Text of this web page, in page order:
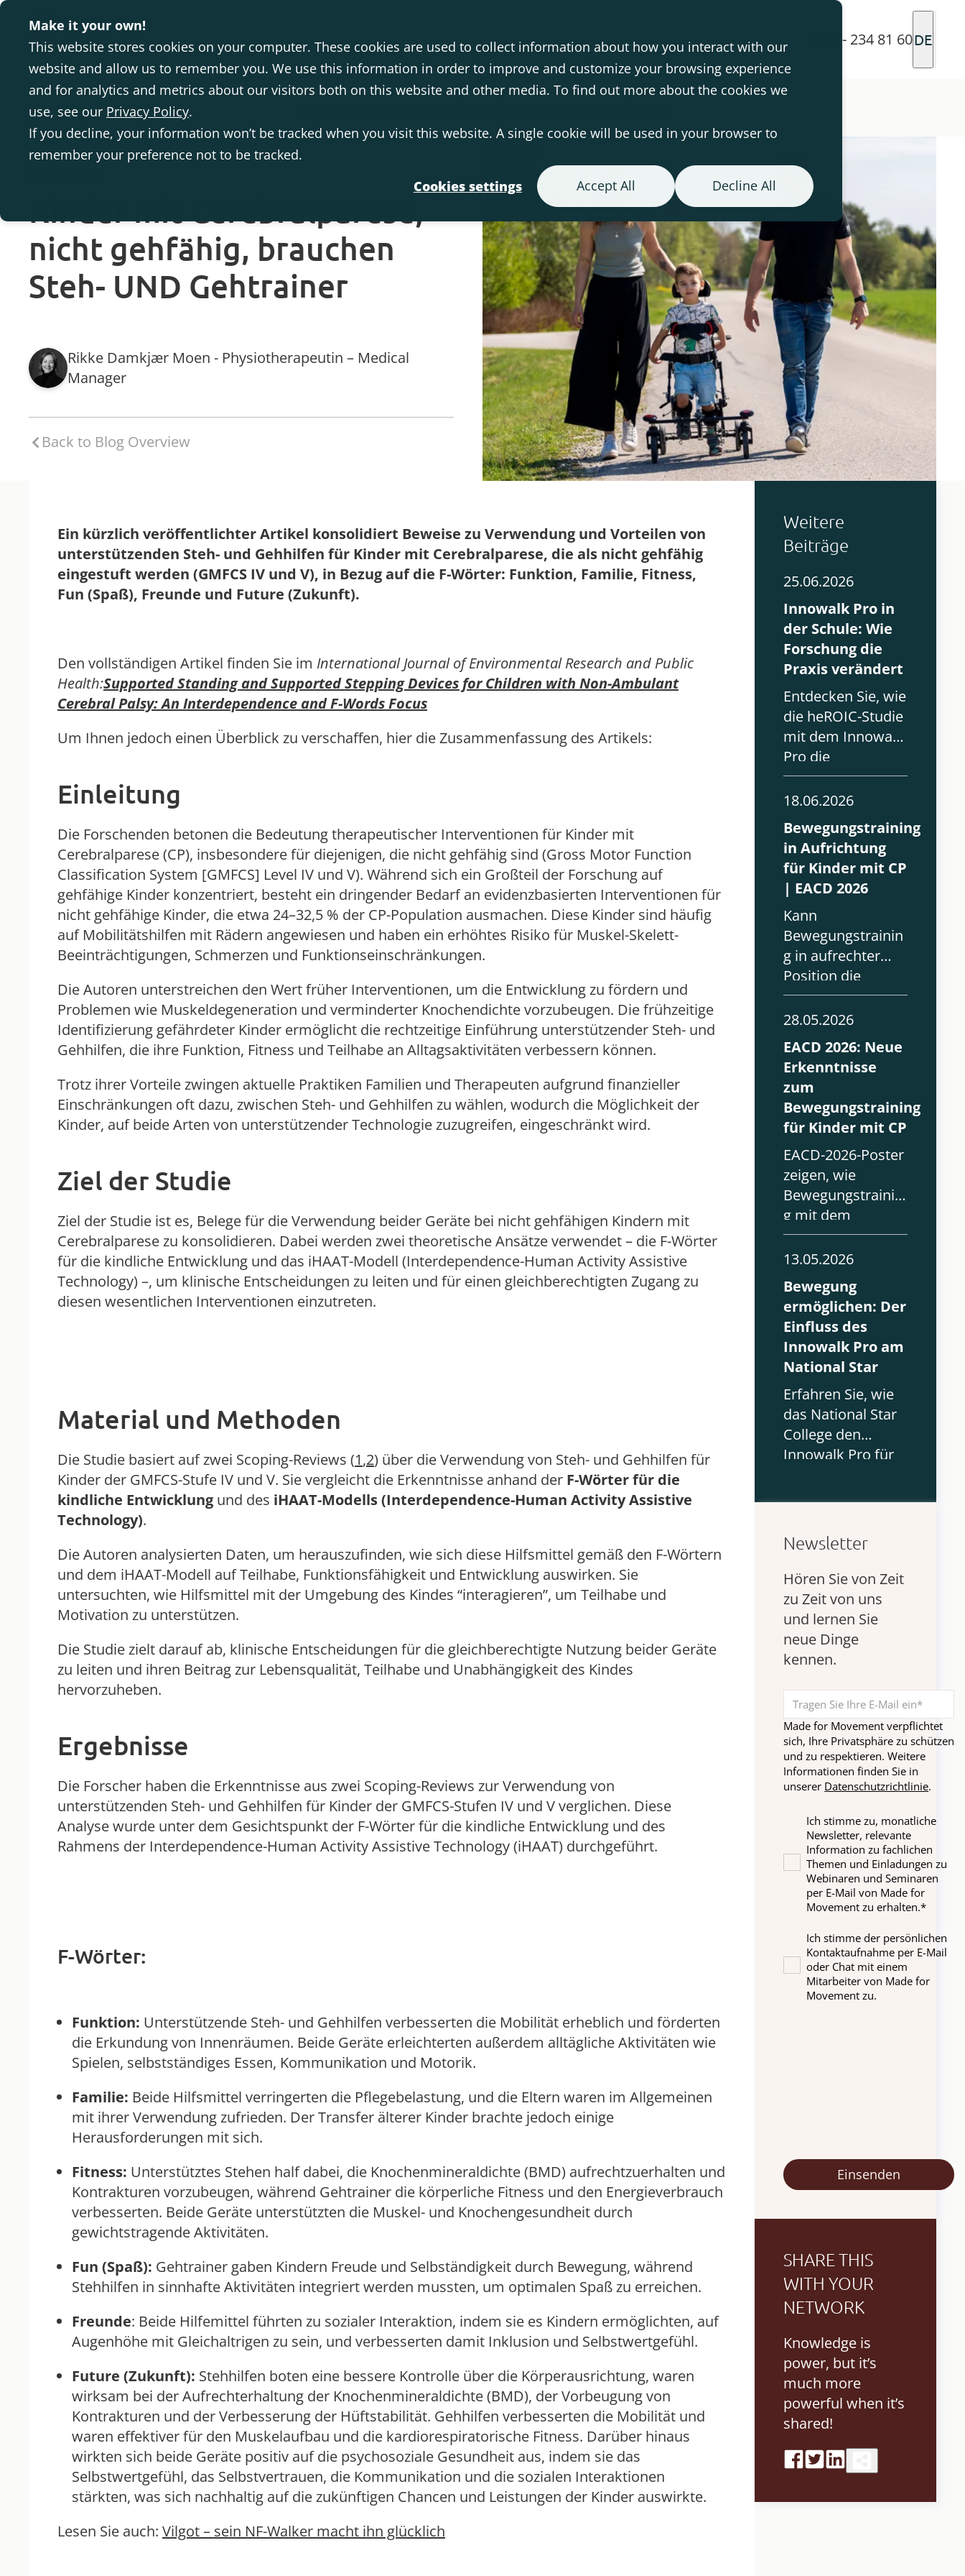
Make it your own!
This website stores cookies on your computer. These cookies are used to collect information about how you interact with our
website and allow us to remember you. We use this information in order to improve and customize your browsing experience
and for analytics and metrics about our visitors both on this website and other media. To find out more about the cookies we
use, see our Privacy Policy.
If you decline, your information won’t be tracked when you visit this website. A single cookie will be used in your browser to
remember your preference not to be tracked.
Cookies settings
Accept All Decline All
0511 - 234 81 60DE
Kinder mit Cerebralparese,
nicht gehfähig, brauchen
Steh- UND Gehtrainer
Rikke Damkjær Moen - Physiotherapeutin – Medical
Manager
Back to Blog Overview
Ein kürzlich veröffentlichter Artikel konsolidiert Beweise zu Verwendung und Vorteilen von
unterstützenden Steh- und Gehhilfen für Kinder mit Cerebralparese, die als nicht gehfähig
eingestuft werden (GMFCS IV und V), in Bezug auf die F-Wörter: Funktion, Familie, Fitness,
Fun (Spaß), Freunde und Future (Zukunft).
Den vollständigen Artikel finden Sie im International Journal of Environmental Research and Public
Health:Supported Standing and Supported Stepping Devices for Children with Non-Ambulant
Cerebral Palsy: An Interdependence and F-Words Focus
Um Ihnen jedoch einen Überblick zu verschaffen, hier die Zusammenfassung des Artikels:
Einleitung
Die Forschenden betonen die Bedeutung therapeutischer Interventionen für Kinder mit
Cerebralparese (CP), insbesondere für diejenigen, die nicht gehfähig sind (Gross Motor Function
Classification System [GMFCS] Level IV und V). Während sich ein Großteil der Forschung auf
gehfähige Kinder konzentriert, besteht ein dringender Bedarf an evidenzbasierten Interventionen für
nicht gehfähige Kinder, die etwa 24–32,5 % der CP-Population ausmachen. Diese Kinder sind häufig
auf Mobilitätshilfen mit Rädern angewiesen und haben ein erhöhtes Risiko für Muskel-Skelett-
Beeinträchtigungen, Schmerzen und Funktionseinschränkungen.
Die Autoren unterstreichen den Wert früher Interventionen, um die Entwicklung zu fördern und
Problemen wie Muskeldegeneration und verminderter Knochendichte vorzubeugen. Die frühzeitige
Identifizierung gefährdeter Kinder ermöglicht die rechtzeitige Einführung unterstützender Steh- und
Gehhilfen, die ihre Funktion, Fitness und Teilhabe an Alltagsaktivitäten verbessern können.
Trotz ihrer Vorteile zwingen aktuelle Praktiken Familien und Therapeuten aufgrund finanzieller
Einschränkungen oft dazu, zwischen Steh- und Gehhilfen zu wählen, wodurch die Möglichkeit der
Kinder, auf beide Arten von unterstützender Technologie zuzugreifen, eingeschränkt wird.
Ziel der Studie
Ziel der Studie ist es, Belege für die Verwendung beider Geräte bei nicht gehfähigen Kindern mit
Cerebralparese zu konsolidieren. Dabei werden zwei theoretische Ansätze verwendet – die F-Wörter
für die kindliche Entwicklung und das iHAAT-Modell (Interdependence-Human Activity Assistive
Technology) –, um klinische Entscheidungen zu leiten und für einen gleichberechtigten Zugang zu
diesen wesentlichen Interventionen einzutreten.
Material und Methoden
Die Studie basiert auf zwei Scoping-Reviews (1,2) über die Verwendung von Steh- und Gehhilfen für
Kinder der GMFCS-Stufe IV und V. Sie vergleicht die Erkenntnisse anhand der F-Wörter für die
kindliche Entwicklung und des iHAAT-Modells (Interdependence-Human Activity Assistive
Technology).
Die Autoren analysierten Daten, um herauszufinden, wie sich diese Hilfsmittel gemäß den F-Wörtern
und dem iHAAT-Modell auf Teilhabe, Funktionsfähigkeit und Entwicklung auswirken. Sie
untersuchten, wie Hilfsmittel mit der Umgebung des Kindes “interagieren”, um Teilhabe und
Motivation zu unterstützen.
Die Studie zielt darauf ab, klinische Entscheidungen für die gleichberechtigte Nutzung beider Geräte
zu leiten und ihren Beitrag zur Lebensqualität, Teilhabe und Unabhängigkeit des Kindes
hervorzuheben.
Ergebnisse
Die Forscher haben die Erkenntnisse aus zwei Scoping-Reviews zur Verwendung von
unterstützenden Steh- und Gehhilfen für Kinder der GMFCS-Stufen IV und V verglichen. Diese
Analyse wurde unter dem Gesichtspunkt der F-Wörter für die kindliche Entwicklung und des
Rahmens der Interdependence-Human Activity Assistive Technology (iHAAT) durchgeführt.
F-Wörter:
Funktion: Unterstützende Steh- und Gehhilfen verbesserten die Mobilität erheblich und förderten
die Erkundung von Innenräumen. Beide Geräte erleichterten außerdem alltägliche Aktivitäten wie
Spielen, selbstständiges Essen, Kommunikation und Motorik.
Familie: Beide Hilfsmittel verringerten die Pflegebelastung, und die Eltern waren im Allgemeinen
mit ihrer Verwendung zufrieden. Der Transfer älterer Kinder brachte jedoch einige
Herausforderungen mit sich.
Fitness: Unterstütztes Stehen half dabei, die Knochenmineraldichte (BMD) aufrechtzuerhalten und
Kontrakturen vorzubeugen, während Gehtrainer die körperliche Fitness und den Energieverbrauch
verbesserten. Beide Geräte unterstützten die Muskel- und Knochengesundheit durch
gewichtstragende Aktivitäten.
Fun (Spaß): Gehtrainer gaben Kindern Freude und Selbständigkeit durch Bewegung, während
Stehhilfen in sinnhafte Aktivitäten integriert werden mussten, um optimalen Spaß zu erreichen.
Freunde: Beide Hilfemittel führten zu sozialer Interaktion, indem sie es Kindern ermöglichten, auf
Augenhöhe mit Gleichaltrigen zu sein, und verbesserten damit Inklusion und Selbstwertgefühl.
Future (Zukunft): Stehhilfen boten eine bessere Kontrolle über die Körperausrichtung, waren
wirksam bei der Aufrechterhaltung der Knochenmineraldichte (BMD), der Vorbeugung von
Kontrakturen und der Verbesserung der Hüftstabilität. Gehhilfen verbesserten die Mobilität und
waren effektiver für den Muskelaufbau und die kardiorespiratorische Fitness. Darüber hinaus
wirkten sich beide Geräte positiv auf die psychosoziale Gesundheit aus, indem sie das
Selbstwertgefühl, das Selbstvertrauen, die Kommunikation und die sozialen Interaktionen
stärkten, was sich nachhaltig auf die zukünftigen Chancen und Leistungen der Kinder auswirkte.
Lesen Sie auch: Vilgot – sein NF-Walker macht ihn glücklich
Weitere
Beiträge
25.06.2026
Innowalk Pro in
der Schule: Wie
Forschung die
Praxis verändert
Entdecken Sie, wie
die heROIC-Studie
mit dem Innowalk
Pro die
Rehabilitation von
Kindern in London
18.06.2026
Bewegungstraining
in Aufrichtung
für Kinder mit CP
| EACD 2026
Kann
Bewegungstrainin
g in aufrechter
Position die
Ergebnisse für
Kinder mit
verbessern?
Erkenntnisse von
der EACD 2026.
28.05.2026
EACD 2026: Neue
Erkenntnisse
zum
Bewegungstraining
für Kinder mit CP
EACD-2026-Poster
zeigen, wie
Bewegungstrainin
g mit dem
Innowalk,
Körperfunktionen
Lebensqualität bei
Kindern mit CP
verbessert.
13.05.2026
Bewegung
ermöglichen: Der
Einfluss des
Innowalk Pro am
National Star
Erfahren Sie, wie
das National Star
College den
Innowalk Pro für
Behinderungen
nutzt.
Newsletter
Hören Sie von Zeit
zu Zeit von uns
und lernen Sie
neue Dinge
kennen.
Made for Movement verpflichtet
sich, Ihre Privatsphäre zu schützen
und zu respektieren. Weitere
Informationen finden Sie in
unserer Datenschutzrichtlinie.
Ich stimme zu, monatliche
Newsletter, relevante
Information zu fachlichen
Themen und Einladungen zu
Webinaren und Seminaren
per E-Mail von Made for
Movement zu erhalten.*
Ich stimme der persönlichen
Kontaktaufnahme per E-Mail
oder Chat mit einem
Mitarbeiter von Made for
Movement zu.
SHARE THIS
WITH YOUR
NETWORK
Knowledge is
power, but it’s
much more
powerful when it’s
shared!